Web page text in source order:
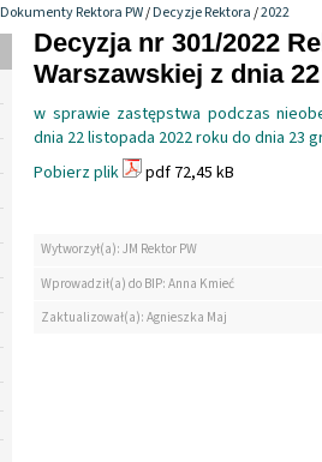
Dokumenty Rektora PW/Decyzje Rektora/2022
Decyzja nr 301/2022
Warszawskiej z dnia
w sprawie zastępstwa podczas
dnia 22 listopada 2022 roku do dnia 23
Pobierz plik
pdf 72,45 kB
Wytworzył(a): JM Rektor PW
Wprowadził(a) do BIP: Anna Kmieć
Zaktualizował(a): Agnieszka Maj